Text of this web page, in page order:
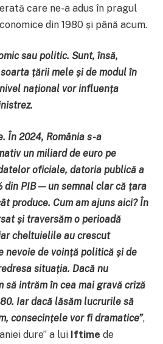
care ne-a adus în pragul
din 1980 și până acum.
sau politic. Sunt, însă,
țării mele și de modul în
național vor influența
În 2024, România s-a
un miliard de euro pe
oficiale, datoria publică a
din PIB — un semnal clar că țara
produce. Cum am ajuns aici? În
și traversăm o perioadă
cheltuielile au crescut
nevoie de voință politică și de
situația. Dacă nu
să intrăm în cea mai gravă criză
Iar dacă lăsăm lucrurile să
consecințele vor fi dramatice”,
dure” a lui Iftime de